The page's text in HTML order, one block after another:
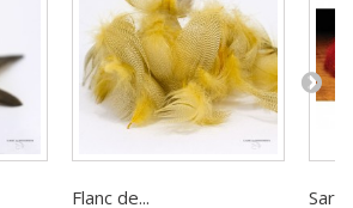
Flanc de...